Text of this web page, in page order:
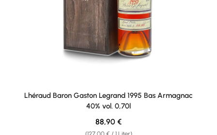
Lhéraud Baron Gaston Legrand 1995 Bas Armagnac
40% vol. 0,70l
Regulärer Preis:
88,90 €